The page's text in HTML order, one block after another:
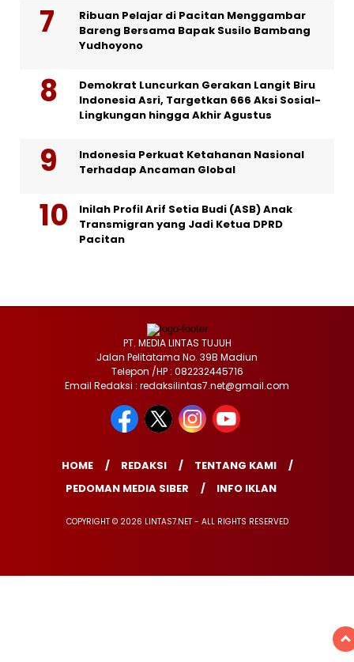
Ribuan Pelajar di Pacitan Menggambar
Bareng Bersama Bapak Susilo Bambang
Yudhoyono
Demokrat Luncurkan Gerakan Langit Biru
Indonesia Asri, Targetkan 666 Aksi Sosial-
Lingkungan hingga Akhir Agustus
Indonesia Perkuat Ketahanan Nasional
Terhadap Ancaman Global
Inilah Profil Arif Setia Budi (ASB) Anak
Transmigran yang Jadi Ketua DPRD
Pacitan
PT. MEDIA LINTAS TUJUH
Jalan Pelitatama No. 39B Madiun
Telepon /HP : 082232445716
Email Redaksi : redaksilintas7.net@gmail.com
HOME REDAKSI
TENTANG KAMI
PEDOMAN MEDIA SIBER
INFO IKLAN
COPYRIGHT © 2026 LINTAS7.NET - ALL RIGHTS RESERVED